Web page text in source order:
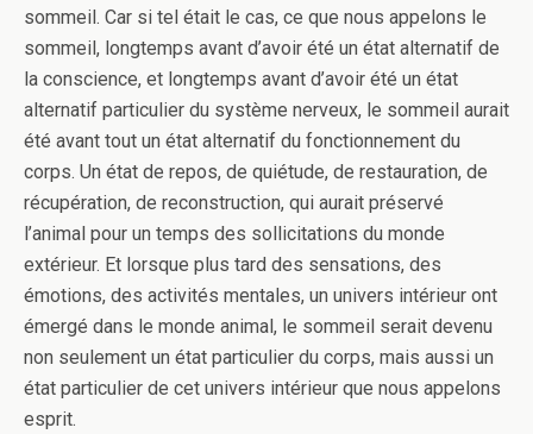
sommeil. Car si tel était le cas, ce que nous appelons le
sommeil, longtemps avant d’avoir été un état alternatif de
la conscience, et longtemps avant d’avoir été un état
alternatif particulier du système nerveux, le sommeil aurait
été avant tout un état alternatif du fonctionnement du
corps. Un état de repos, de quiétude, de restauration, de
récupération, de reconstruction, qui aurait préservé
l’animal pour un temps des sollicitations du monde
extérieur. Et lorsque plus tard des sensations, des
émotions, des activités mentales, un univers intérieur ont
émergé dans le monde animal, le sommeil serait devenu
non seulement un état particulier du corps, mais aussi un
état particulier de cet univers intérieur que nous appelons
esprit.